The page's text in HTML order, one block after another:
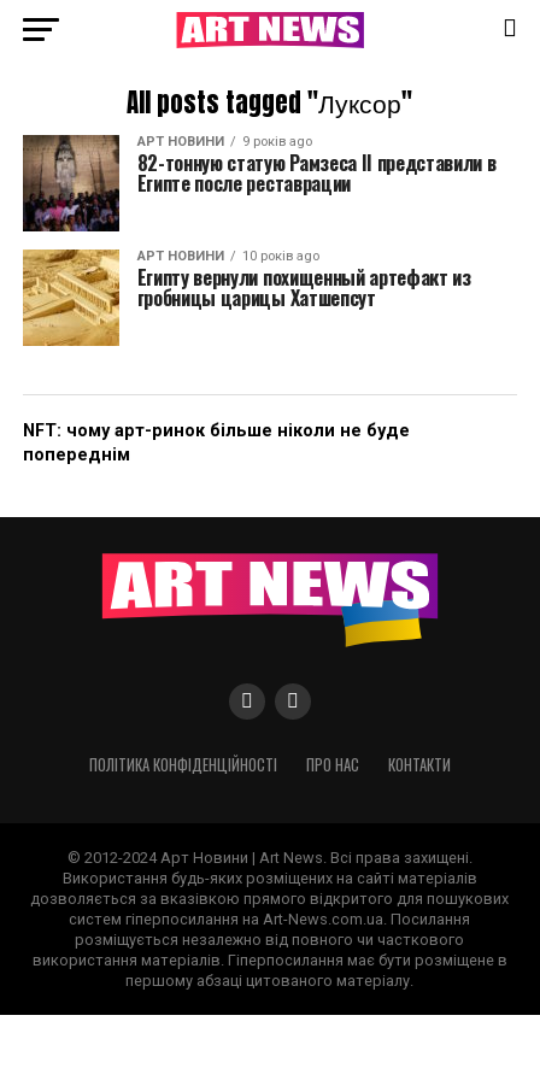
All posts tagged "Луксор"
АРТ НОВИНИ 9 років ago
82-тонную статую Рамзеса II представили в
Египте после реставрации
АРТ НОВИНИ 10 років ago
Египту вернули похищенный артефакт из
гробницы царицы Хатшепсут
NFT: чому арт-ринок більше ніколи не буде
попереднім
ПОЛІТИКА КОНФІДЕНЦІЙНОСТІ ПРО НАС КОНТАКТИ
© 2012-2024 Арт Новини | Art News. Всі права захищені.
Використання будь-яких розміщених на сайті матеріалів
дозволяється за вказівкою прямого відкритого для пошукових
систем гіперпосилання на Art-News.com.ua. Посилання
розміщується незалежно від повного чи часткового
використання матеріалів. Гіперпосилання має бути розміщене в
першому абзаці цитованого матеріалу.